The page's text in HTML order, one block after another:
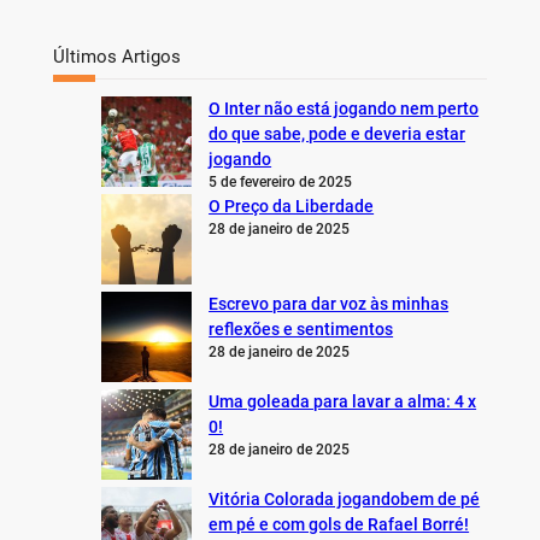
Últimos Artigos
O Inter não está jogando nem perto
do que sabe, pode e deveria estar
jogando
5 de fevereiro de 2025
O Preço da Liberdade
28 de janeiro de 2025
Escrevo para dar voz às minhas
reflexões e sentimentos
28 de janeiro de 2025
Uma goleada para lavar a alma: 4 x
0!
28 de janeiro de 2025
Vitória Colorada jogandobem de pé
em pé e com gols de Rafael Borré!